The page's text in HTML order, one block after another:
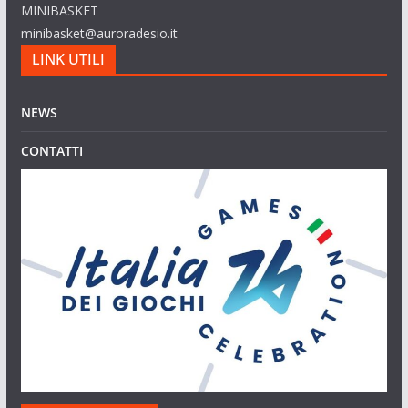
MINIBASKET
minibasket@auroradesio.it
LINK UTILI
NEWS
CONTATTI